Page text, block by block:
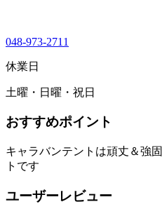
048-973-2711
休業日
土曜・日曜・祝日
おすすめポイント
キャラバンテントは頑丈＆強
トです
ユーザーレビュー